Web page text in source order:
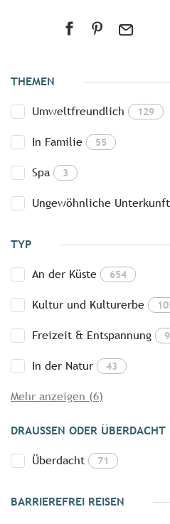
THEMEN
Umweltfreundlich 129
In Familie 55
Spa 3
Ungewöhnliche Unterkunft
TYP
An der Küste 654
Kultur und Kulturerbe
Freizeit & Entspannung
In der Natur 43
Mehr anzeigen (6)
DRAUSSEN ODER ÜBERDACHT
Überdacht 71
BARRIEREFREI REISEN